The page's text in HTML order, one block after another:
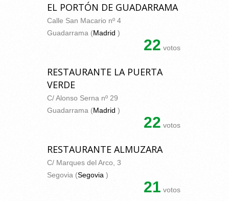
EL PORTÓN DE GUADARRAMA
Calle San Macario nº 4
Guadarrama (Madrid )
22 votos
RESTAURANTE LA PUERTA
VERDE
C/ Alonso Serna nº 29
Guadarrama (Madrid )
22 votos
RESTAURANTE ALMUZARA
C/ Marques del Arco, 3
Segovia (Segovia )
21 votos